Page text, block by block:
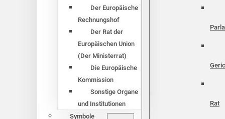
Der Europäische
Rechnungshof
Der Rat der
Europäischen Union
(Der Ministerrat)
Die Europäische
Kommission
Sonstige Organe
und Institutionen
Symbole
Rat